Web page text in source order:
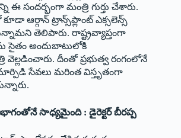
సందర్భంగా మంత్రి గుర్తు చేశారు.
ఆర్గాన్ ట్రాన్స్‌ప్లాంట్ ఎక్సలెన్స్
తెలిపారు. రాష్ట్రవ్యాప్తంగా
సైతం అందుబాటులోకి
వెల్లడించారు. దీంతో ప్రభుత్వ రంగంలోనే
సేవలు మరింత విస్తృతంగా
సాధ్యమైంది : డైరెక్టర్ బీరప్ప